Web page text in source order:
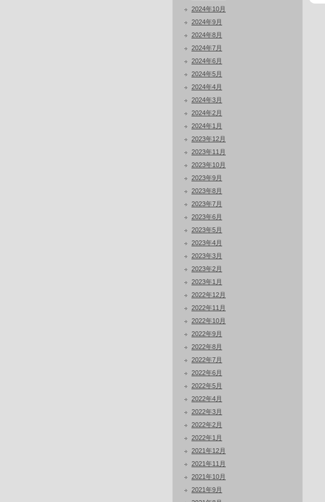
2024年10月
2024年9月
2024年8月
2024年7月
2024年6月
2024年5月
2024年4月
2024年3月
2024年2月
2024年1月
2023年12月
2023年11月
2023年10月
2023年9月
2023年8月
2023年7月
2023年6月
2023年5月
2023年4月
2023年3月
2023年2月
2023年1月
2022年12月
2022年11月
2022年10月
2022年9月
2022年8月
2022年7月
2022年6月
2022年5月
2022年4月
2022年3月
2022年2月
2022年1月
2021年12月
2021年11月
2021年10月
2021年9月